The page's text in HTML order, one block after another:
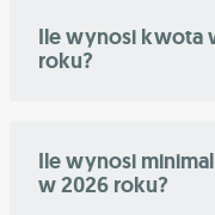
Ile wynosi kwota
roku?
Ile wynosi
w 2026 roku?